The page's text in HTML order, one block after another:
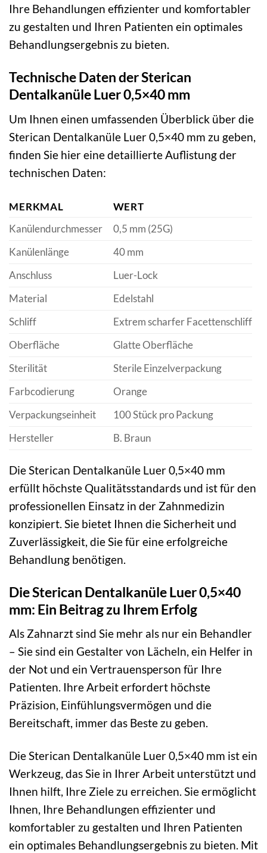
Ihre Behandlungen effizienter und komfortabler
zu gestalten und Ihren Patienten ein optimales
Behandlungsergebnis zu bieten.
Technische Daten der Sterican
Dentalkanüle Luer 0,5×40 mm
Um Ihnen einen umfassenden Überblick über die
Sterican Dentalkanüle Luer 0,5×40 mm zu geben,
finden Sie hier eine detaillierte Auflistung der
technischen Daten:
MERKMAL
WERT
Kanülendurchmesser
0,5 mm (25G)
Kanülenlänge
40 mm
Anschluss
Luer-Lock
Material
Edelstahl
Schliff
Extrem scharfer Facettenschliff
Oberfläche
Glatte Oberfläche
Sterilität
Sterile Einzelverpackung
Farbcodierung
Orange
Verpackungseinheit
100 Stück pro Packung
Hersteller
B. Braun
Die Sterican Dentalkanüle Luer 0,5×40 mm
erfüllt höchste Qualitätsstandards und ist für den
professionellen Einsatz in der Zahnmedizin
konzipiert. Sie bietet Ihnen die Sicherheit und
Zuverlässigkeit, die Sie für eine erfolgreiche
Behandlung benötigen.
Die Sterican Dentalkanüle Luer 0,5×40
mm: Ein Beitrag zu Ihrem Erfolg
Als Zahnarzt sind Sie mehr als nur ein Behandler
– Sie sind ein Gestalter von Lächeln, ein Helfer in
der Not und ein Vertrauensperson für Ihre
Patienten. Ihre Arbeit erfordert höchste
Präzision, Einfühlungsvermögen und die
Bereitschaft, immer das Beste zu geben.
Die Sterican Dentalkanüle Luer 0,5×40 mm ist ein
Werkzeug, das Sie in Ihrer Arbeit unterstützt und
Ihnen hilft, Ihre Ziele zu erreichen. Sie ermöglicht
Ihnen, Ihre Behandlungen effizienter und
komfortabler zu gestalten und Ihren Patienten
ein optimales Behandlungsergebnis zu bieten. Mit